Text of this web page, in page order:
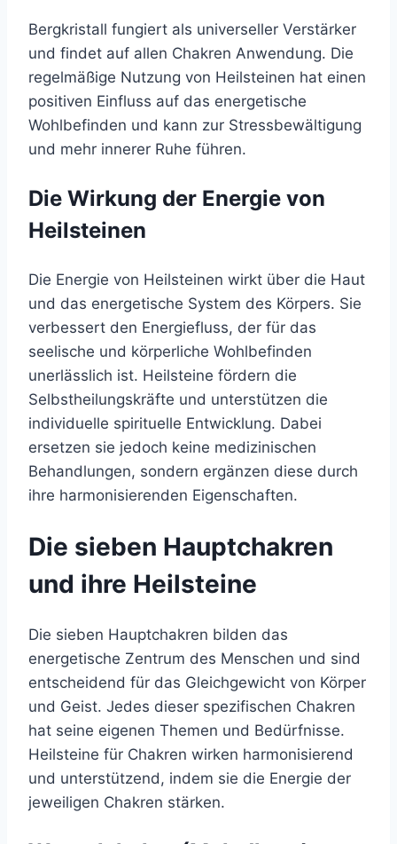
Bergkristall fungiert als universeller Verstärker
und findet auf allen Chakren Anwendung. Die
regelmäßige Nutzung von Heilsteinen hat einen
positiven Einfluss auf das energetische
Wohlbefinden und kann zur Stressbewältigung
und mehr innerer Ruhe führen.
Die Wirkung der Energie von
Heilsteinen
Die Energie von Heilsteinen wirkt über die Haut
und das energetische System des Körpers. Sie
verbessert den Energiefluss, der für das
seelische und körperliche Wohlbefinden
unerlässlich ist. Heilsteine fördern die
Selbstheilungskräfte und unterstützen die
individuelle spirituelle Entwicklung. Dabei
ersetzen sie jedoch keine medizinischen
Behandlungen, sondern ergänzen diese durch
ihre harmonisierenden Eigenschaften.
Die sieben Hauptchakren
und ihre Heilsteine
Die sieben Hauptchakren bilden das
energetische Zentrum des Menschen und sind
entscheidend für das Gleichgewicht von Körper
und Geist. Jedes dieser spezifischen Chakren
hat seine eigenen Themen und Bedürfnisse.
Heilsteine für Chakren wirken harmonisierend
und unterstützend, indem sie die Energie der
jeweiligen Chakren stärken.